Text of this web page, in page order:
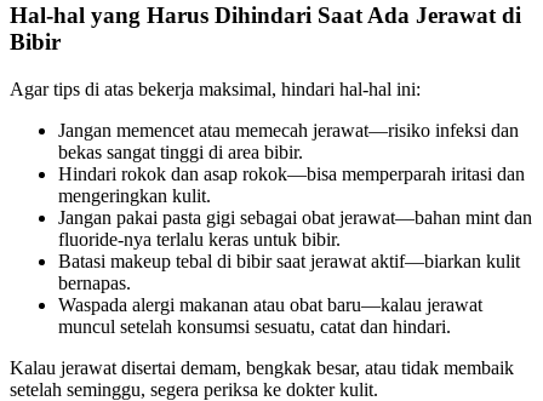
Hal-hal yang Harus Dihindari Saat Ada Jerawat di
Bibir
Agar tips di atas bekerja maksimal, hindari hal-hal ini:
Jangan memencet atau memecah jerawat—risiko infeksi dan
bekas sangat tinggi di area bibir.
Hindari rokok dan asap rokok—bisa memperparah iritasi dan
mengeringkan kulit.
Jangan pakai pasta gigi sebagai obat jerawat—bahan mint dan
fluoride-nya terlalu keras untuk bibir.
Batasi makeup tebal di bibir saat jerawat aktif—biarkan kulit
bernapas.
Waspada alergi makanan atau obat baru—kalau jerawat
muncul setelah konsumsi sesuatu, catat dan hindari.
Kalau jerawat disertai demam, bengkak besar, atau tidak membaik
setelah seminggu, segera periksa ke dokter kulit.